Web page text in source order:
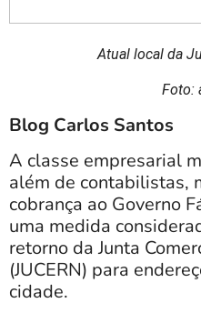
Atual local da
Foto:
Blog Carlos Santos
A classe empresarial
além de contabilistas,
cobrança ao Governo
uma medida
retorno da Junta
(JUCERN) para
cidade.